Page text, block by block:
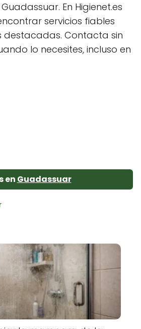
En Higienet.es
servicios fiables
destacadas. Contacta sin
lo necesites, incluso en
en Guadassuar